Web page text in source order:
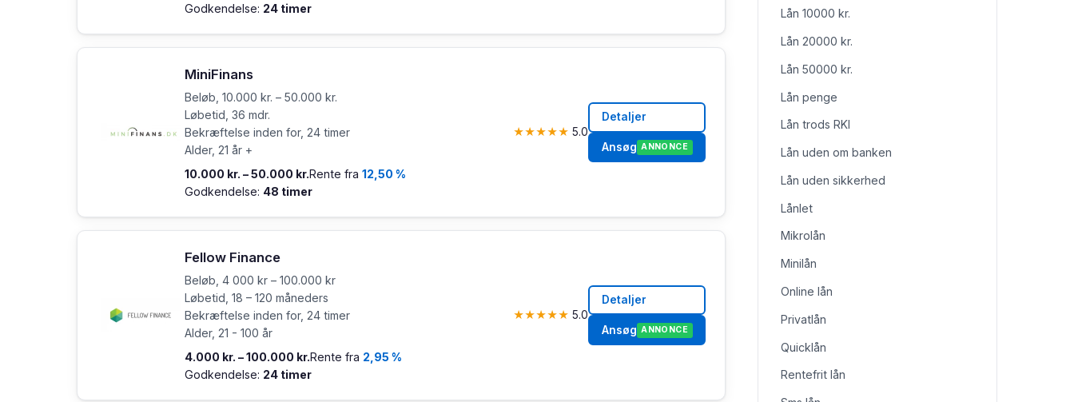
Godkendelse: 24 timer
MiniFinans
Beløb, 10.000 kr. – 50.000 kr.
Løbetid, 36 mdr.
Bekræftelse inden for, 24 timer
Alder, 21 år +
10.000 kr. – 50.000 kr.Rente fra 12,50 %
Godkendelse: 48 timer
★★★★★ 5.0
Detaljer
Ansøg ANNONCE
Fellow Finance
Beløb, 4 000 kr – 100.000 kr
Løbetid, 18 – 120 måneders
Bekræftelse inden for, 24 timer
Alder, 21 - 100 år
4.000 kr. – 100.000 kr.Rente fra 2,95 %
Godkendelse: 24 timer
★★★★★ 5.0
Detaljer
Ansøg ANNONCE
Lån 10000 kr.
Lån 20000 kr.
Lån 50000 kr.
Lån penge
Lån trods RKI
Lån uden om banken
Lån uden sikkerhed
Lånlet
Mikrolån
Minilån
Online lån
Privatlån
Quicklån
Rentefrit lån